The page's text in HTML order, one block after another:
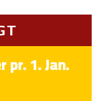
1. Jan.